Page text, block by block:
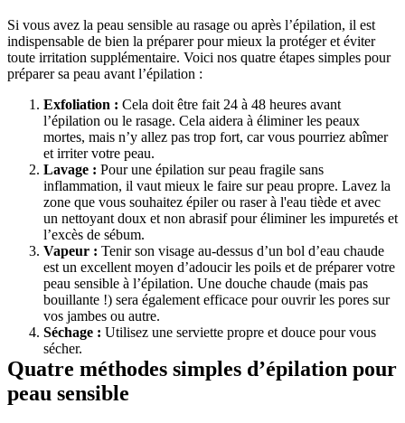
Si vous avez la peau sensible au rasage ou après l’épilation, il est
indispensable de bien la préparer pour mieux la protéger et éviter
toute irritation supplémentaire. Voici nos quatre étapes simples pour
préparer sa peau avant l’épilation :
Exfoliation : Cela doit être fait 24 à 48 heures avant
l’épilation ou le rasage. Cela aidera à éliminer les peaux
mortes, mais n’y allez pas trop fort, car vous pourriez abîmer
et irriter votre peau.
Lavage : Pour une épilation sur peau fragile sans
inflammation, il vaut mieux le faire sur peau propre. Lavez la
zone que vous souhaitez épiler ou raser à l'eau tiède et avec
un nettoyant doux et non abrasif pour éliminer les impuretés et
l’excès de sébum.
Vapeur : Tenir son visage au-dessus d’un bol d’eau chaude
est un excellent moyen d’adoucir les poils et de préparer votre
peau sensible à l’épilation. Une douche chaude (mais pas
bouillante !) sera également efficace pour ouvrir les pores sur
vos jambes ou autre.
Séchage : Utilisez une serviette propre et douce pour vous
sécher.
Quatre méthodes simples d’épilation pour
peau sensible